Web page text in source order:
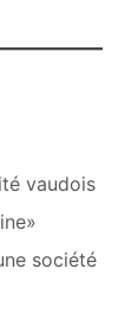
vaudois
société